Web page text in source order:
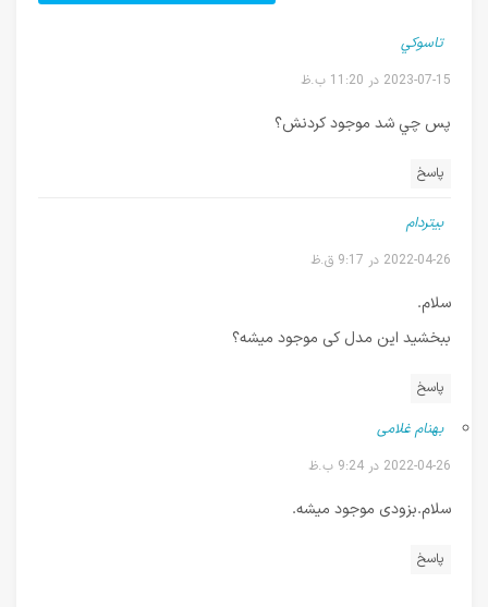
تاسوكي
2023-07-15 در 11:20 ب.ظ
پس چي شد موجود كردنش؟
پاسخ
بیتردام
2022-04-26 در 9:17 ق.ظ
سلام.
ببخشید این مدل کی موجود میشه؟
پاسخ
بهنام غلامی
2022-04-26 در 9:24 ب.ظ
سلام.بزودی موجود میشه.
پاسخ